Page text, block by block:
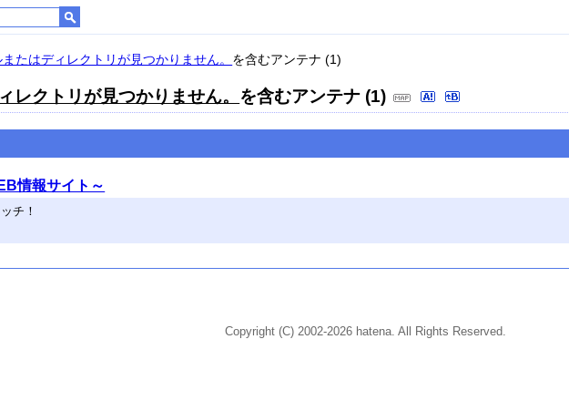
たはディレクトリが見つかりません。 を含むアンテナ (1)
レクトリが見つかりません。 を含むアンテナ (1)
情報サイト～
チ！
Copyright (C) 2002-2026 hatena. All Rights Reserved.